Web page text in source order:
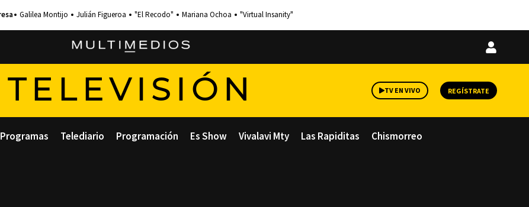
Galilea Montijo Julián Figueroa "El Recodo" Mariana Ochoa "Virtual Insanity"
Iniciar
TELEVISIÓN TV EN VIVO REGÍSTRATE
Programas Telediario Programación Es Show Vivalavi Mty Las Rapiditas Chismorreo